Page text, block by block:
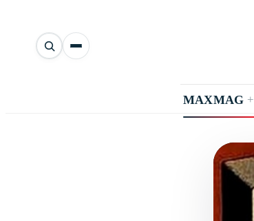
Αναζήτηση
άρθρων
MAXMAG +